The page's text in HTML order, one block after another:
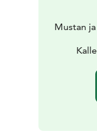
Mustan